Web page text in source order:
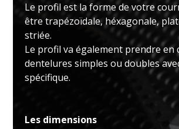
Le profil est la forme de votre
être trapézoïdale, héxagonale,
striée.
Le profil va également prendre en
dentelures simples ou doubles
spécifique.
Les dimensions